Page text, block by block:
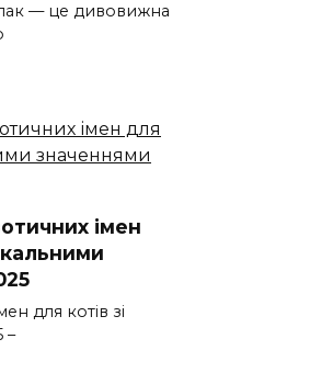
— це дивовижна
імен
для котів зі
–